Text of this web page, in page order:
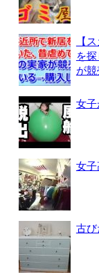
【
を
が
女子
女
古び